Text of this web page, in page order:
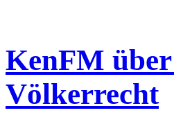
KenFM
Völkerrecht